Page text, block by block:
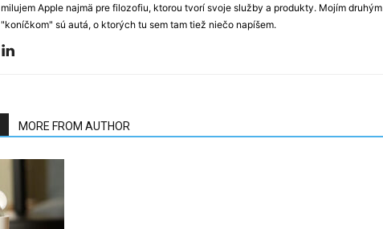
milujem Apple najmä pre filozofiu, ktorou tvorí svoje služby a produkty. Mojím druhým
"koníčkom" sú autá, o ktorých tu sem tam tiež niečo napíšem.
MORE FROM AUTHOR